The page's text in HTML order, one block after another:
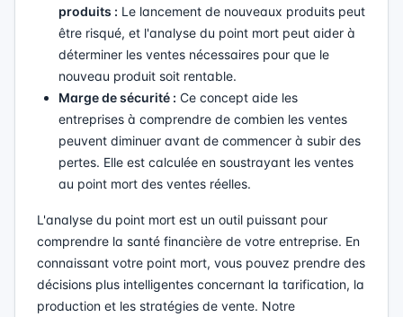
produits : Le lancement de nouveaux produits peut
être risqué, et l'analyse du point mort peut aider à
déterminer les ventes nécessaires pour que le
nouveau produit soit rentable.
Marge de sécurité : Ce concept aide les
entreprises à comprendre de combien les ventes
peuvent diminuer avant de commencer à subir des
pertes. Elle est calculée en soustrayant les ventes
au point mort des ventes réelles.
L'analyse du point mort est un outil puissant pour
comprendre la santé financière de votre entreprise. En
connaissant votre point mort, vous pouvez prendre des
décisions plus intelligentes concernant la tarification, la
production et les stratégies de vente. Notre